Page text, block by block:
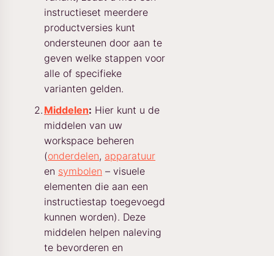
instructieset meerdere
productversies kunt
ondersteunen door aan te
geven welke stappen voor
alle of specifieke
varianten gelden.
Middelen: Hier kunt u de
middelen van uw
workspace beheren
(onderdelen, apparatuur
en symbolen – visuele
elementen die aan een
instructiestap toegevoegd
kunnen worden). Deze
middelen helpen naleving
te bevorderen en